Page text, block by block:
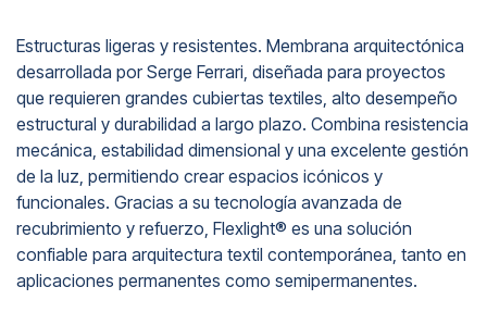
Estructuras ligeras y resistentes. Membrana arquitectónica
desarrollada por Serge Ferrari, diseñada para proyectos
que requieren grandes cubiertas textiles, alto desempeño
estructural y durabilidad a largo plazo. Combina resistencia
mecánica, estabilidad dimensional y una excelente gestión
de la luz, permitiendo crear espacios icónicos y
funcionales. Gracias a su tecnología avanzada de
recubrimiento y refuerzo, Flexlight® es una solución
confiable para arquitectura textil contemporánea, tanto en
aplicaciones permanentes como semipermanentes.